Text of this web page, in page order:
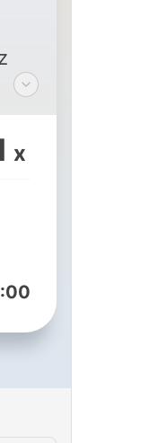
x